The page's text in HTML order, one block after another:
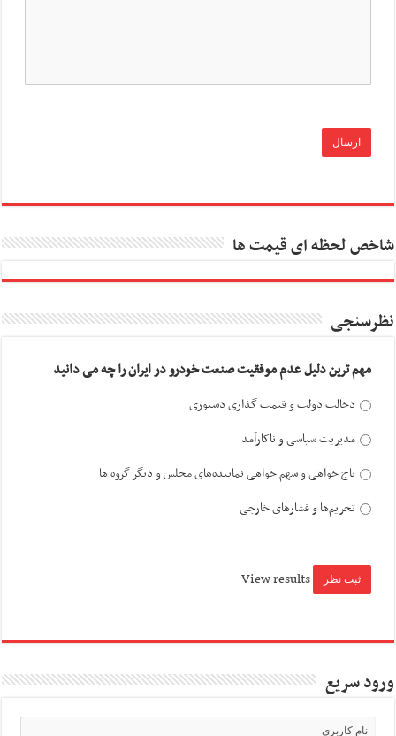
شاخص لحظه ای قیمت ها
نظرسنجی
مهم ترین دلیل عدم موفقیت صنعت خودرو در ایران را چه می دانید
دخالت دولت و قیمت گذاری دستوری
مدیریت سیاسی و ناکارآمد
باج خواهی و سهم خواهی نماینده‌های مجلس و دیگر گروه ها
تحریم‌ها و فشارهای خارجی
View results
ورود سریع